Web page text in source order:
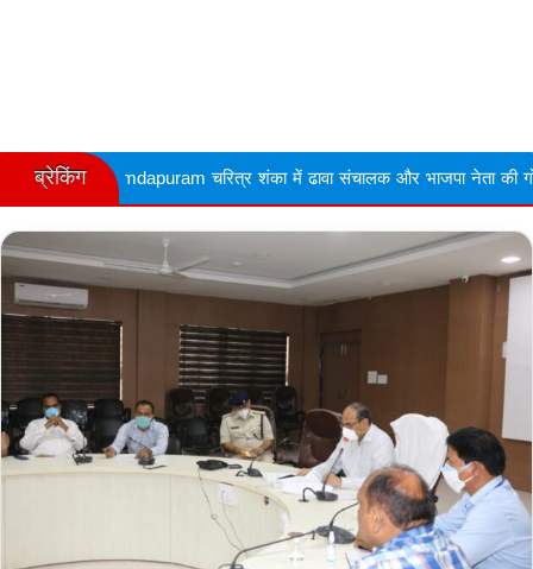
ब्रेकिंग
चरित्र शंका में ढावा संचालक और भाजपा नेता की गोली मारकर हत्या